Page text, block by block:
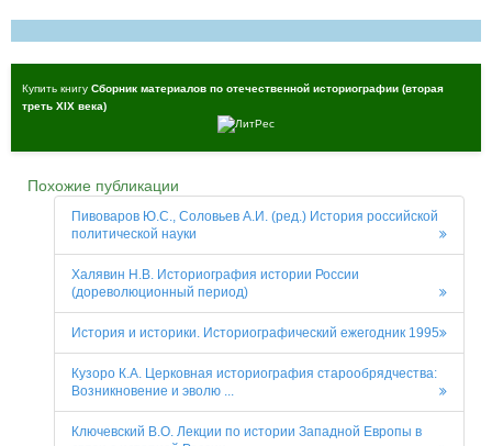
Купить книгу Сборник материалов по отечественной историографии (вторая
треть XIX века)
Похожие публикации
Пивоваров Ю.С., Соловьев А.И. (ред.) История российской
политической науки
Халявин Н.В. Историография истории России
(дореволюционный период)
История и историки. Историографический ежегодник 1995
Кузоро К.А. Церковная историография старообрядчества:
Возникновение и эволю ...
Ключевский В.О. Лекции по истории Западной Европы в